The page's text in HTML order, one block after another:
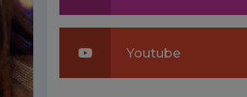
Youtube